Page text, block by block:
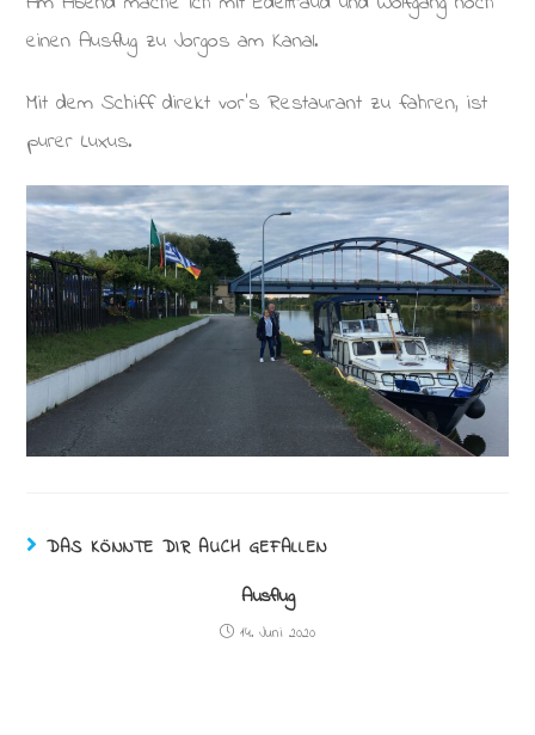
einen Ausflug zu Jorgos am Kanal.
Mit dem Schiff direkt vor’s Restaurant zu fahren, ist
purer Luxus.
DAS KÖNNTE DIR AUCH GEFALLEN
Ausflug
14. Juni 2020